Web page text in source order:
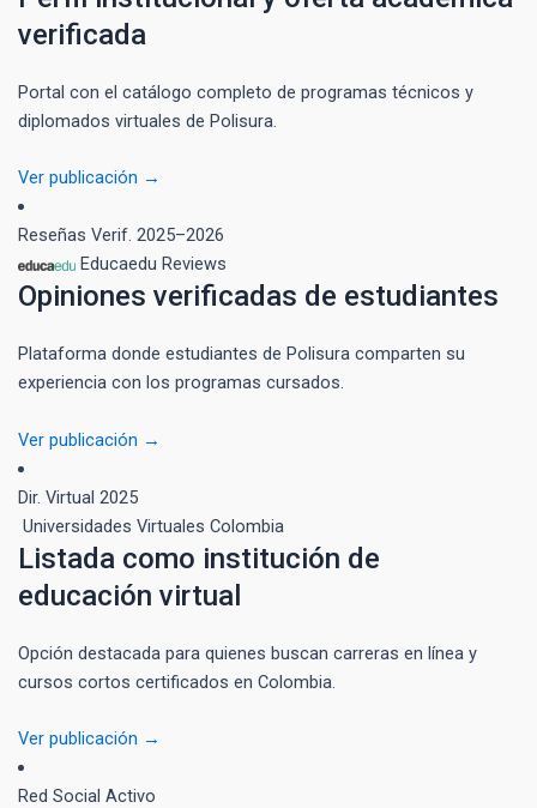
verificada
Portal con el catálogo completo de programas técnicos y
diplomados virtuales de Polisura.
Ver publicación →
Reseñas Verif. 2025–2026
Educaedu Reviews
Opiniones verificadas de estudiantes
Plataforma donde estudiantes de Polisura comparten su
experiencia con los programas cursados.
Ver publicación →
Dir. Virtual 2025
Universidades Virtuales Colombia
Listada como institución de
educación virtual
Opción destacada para quienes buscan carreras en línea y
cursos cortos certificados en Colombia.
Ver publicación →
Red Social Activo